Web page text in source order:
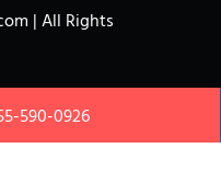
|All Rights
590-0926